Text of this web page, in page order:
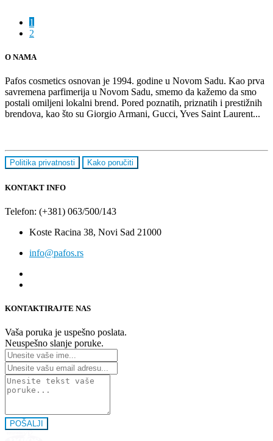
1
2
O NAMA
Pafos cosmetics osnovan je 1994. godine u Novom Sadu. Kao prva
savremena parfimerija u Novom Sadu, smemo da kažemo da smo
postali omiljeni lokalni brend. Pored poznatih, priznatih i prestižnih
brendova, kao što su Giorgio Armani, Gucci, Yves Saint Laurent...
Politika privatnosti Kako poručiti
KONTAKT INFO
Telefon: (+381) 063/500/143
Koste Racina 38, Novi Sad 21000
info@pafos.rs
KONTAKTIRAJTE NAS
Vaša poruka je uspešno poslata.
Neuspešno slanje poruke.